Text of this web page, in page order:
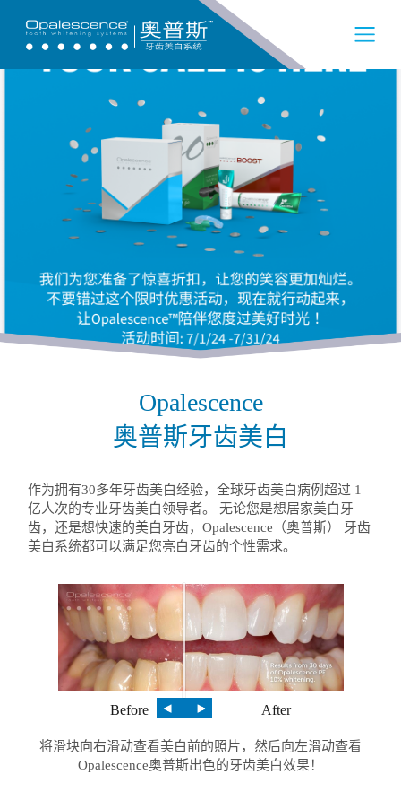
Opalescence
奥普斯牙齿美白
作为拥有30多年牙齿美白经验，全球牙齿美白病例超过 1
亿人次的专业牙齿美白领导者。 无论您是想居家美白牙
齿，还是想快速的美白牙齿，Opalescence（奥普斯） 牙齿
美白系统都可以满足您亮白牙齿的个性需求。
Before After
将滑块向右滑动查看美白前的照片，然后向左滑动查看
Opalescence奥普斯出色的牙齿美白效果！